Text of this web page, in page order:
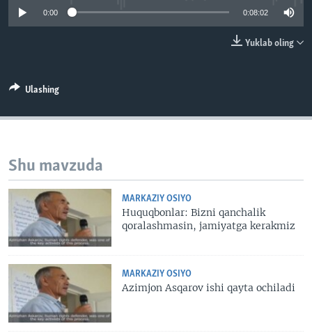
VIDEO
ODNOKLASSNIKI
SOUNDCLOUD
VOA
0:00 0:08:02
Yuklab oling
Ulashing
Shu mavzuda
MARKAZIY OSIYO
Huquqbonlar: Bizni qanchalik
qoralashmasin, jamiyatga kerakmiz
MARKAZIY OSIYO
Azimjon Asqarov ishi qayta ochiladi